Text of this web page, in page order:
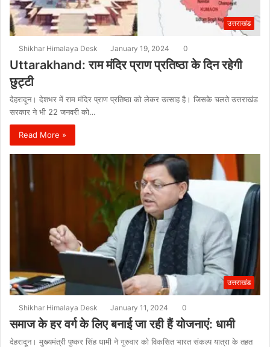
उत्तराखंड
Shikhar Himalaya Desk January 19, 2024 0
Uttarakhand: राम मंदिर प्राण प्रतिष्ठा के दिन रहेगी
छुट्टी
देहरादून। देशभर में राम मंदिर प्राण प्रतिष्ठा को लेकर उत्साह है। जिसके चलते उत्तराखंड
सरकार ने भी 22 जनवरी को…
Read More »
उत्तराखंड
Shikhar Himalaya Desk January 11, 2024 0
समाज के हर वर्ग के लिए बनाई जा रही हैं योजनाएं: धामी
देहरादून। मुख्यमंत्री पुष्कर सिंह धामी ने गुरुवार को विकसित भारत संकल्प यात्रा के तहत